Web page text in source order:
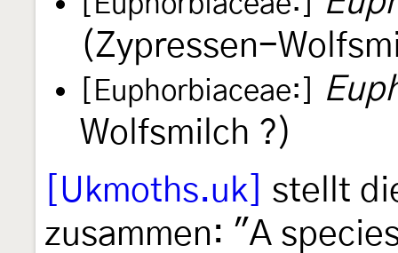
(Zypressen-
[Euphorbiaceae:]
Wolfsmilch ?)
[Ukmoths.uk]
stellt
zusammen: "A